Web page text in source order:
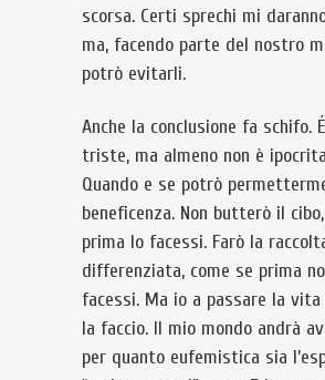
scorsa. Certi sprechi mi
ma, facendo parte del nostro
potrò evitarli.
Anche la conclusione fa schifo.
triste, ma almeno non è
Quando e se potrò
beneficenza. Non butterò il
prima lo facessi. Farò la
differenziata, come se prima
facessi. Ma io a passare la vita
la faccio. Il mio mondo andrà
per quanto eufemistica sia